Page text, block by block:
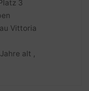
3
Vittoria
alt ,